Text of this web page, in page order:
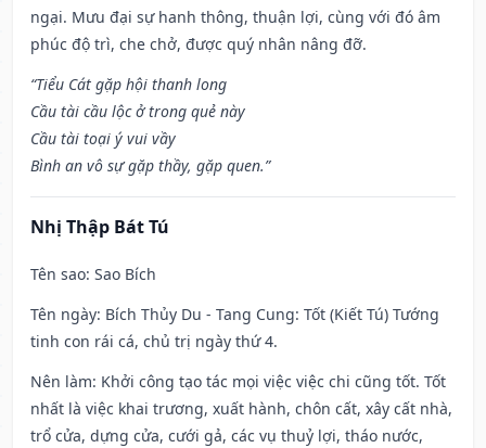
ngại. Mưu đại sự hanh thông, thuận lợi, cùng với đó âm
phúc độ trì, che chở, được quý nhân nâng đỡ.
“Tiểu Cát gặp hội thanh long
Cầu tài cầu lộc ở trong quẻ này
Cầu tài toại ý vui vầy
Bình an vô sự gặp thầy, gặp quen.”
Nhị Thập Bát Tú
Tên sao: Sao Bích
Tên ngày: Bích Thủy Du - Tang Cung: Tốt (Kiết Tú) Tướng
tinh con rái cá, chủ trị ngày thứ 4.
Nên làm: Khởi công tạo tác mọi việc việc chi cũng tốt. Tốt
nhất là việc khai trương, xuất hành, chôn cất, xây cất nhà,
trổ cửa, dựng cửa, cưới gả, các vụ thuỷ lợi, tháo nước,